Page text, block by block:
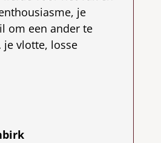
je
om een ander te
vlotte, losse